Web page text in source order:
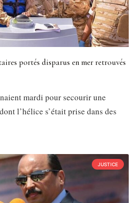
portés disparus en mer retrouvés
mardi pour secourir une
l’hélice s’était prise dans des
JUSTICE